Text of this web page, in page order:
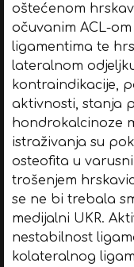
oštećenom
očuvanim ACL-
ligamentima te
lateralnom
kontraindikacije,
aktivnosti, stanja
hondrokalcinoze
istraživanja su
osteofita u
trošenjem
se ne bi trebala
medijalni UKR.
nestabilnost
kolateralnog